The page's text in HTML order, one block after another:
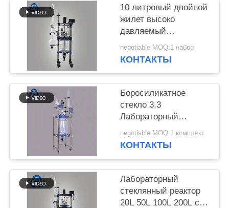
ПОЛИТИКА
КОНФИДЕНЦИАЛЬНОСТИ
10 литровый двойной
жилет высоко
давляемый
стеклянный реактор
химический реактор
negotiable MOQ:1 набор
КОНТАКТЫ
Боросиликатное
стекло 3.3
Лабораторный
стеклянный реактор с
50-600 оборотами в
химических
применений
negotiable MOQ:1 комплект
КОНТАКТЫ
Лабораторный
стеклянный реактор
20L 50L 100L 200L с